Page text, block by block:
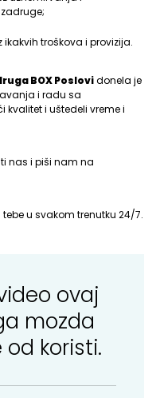
troškova i provizija.
BOX Poslovidonela je
i radu sa
kvalitet i uštedeli vreme i
nas i piši nam na
u svakom trenutku 24/7.
ovaj
mozda
koristi.